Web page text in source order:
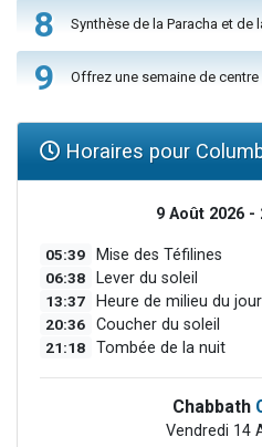
8 Synthèse de la Paracha et de
9 Offrez une semaine de
Horaires pour
9 Août 2026 -
05:39 Mise des Téfilines
06:38 Lever du soleil
13:37 Heure de milieu du jour
20:36 Coucher du soleil
21:18 Tombée de la nuit
Chabbath
Vendredi 14